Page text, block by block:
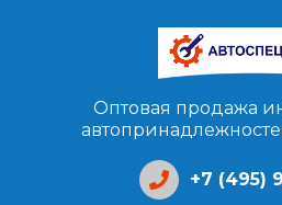
Оптовая продажа
+7 (495)